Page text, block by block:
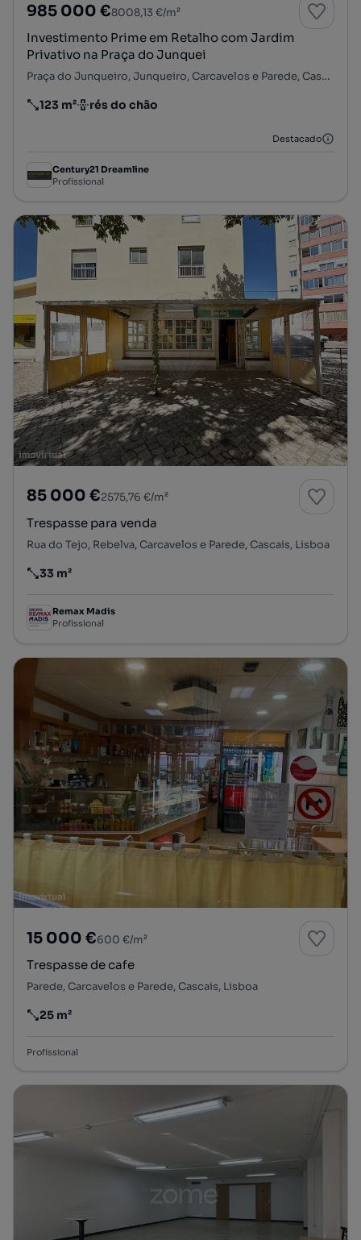
985 000 €8008,13 €/m²
Investimento Prime em Retalho com Jardim
Privativo na Praça do Junquei
Praça do Junqueiro, Junqueiro, Carcavelos e Parede, Cascais, Lisboa
Preço por metro quadrado
123 m²
Andar rés do chão
Destacado
Century21 Dreamline
Profissional
85 000 €2575,76 €/m²
Trespasse para venda
Rua do Tejo, Rebelva, Carcavelos e Parede, Cascais, Lisboa
Preço por metro quadrado
33 m²
Remax Madis
Profissional
15 000 €600 €/m²
Trespasse de cafe
Parede, Carcavelos e Parede, Cascais, Lisboa
Preço por metro quadrado
25 m²
Profissional